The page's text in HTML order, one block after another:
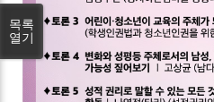
목록
열기